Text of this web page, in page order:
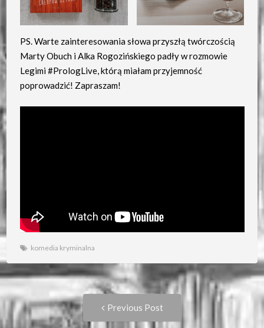
PS. Warte zainteresowania słowa przyszłą twórczością
Marty Obuch i Alka Rogozińskiego padły w rozmowie
Legimi #PrologLive, którą miałam przyjemność
poprowadzić! Zapraszam!
komedia kryminalna
Post
Previous Post
Previous